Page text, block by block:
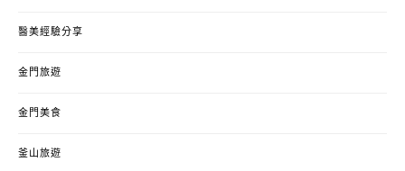
醫美經驗分享
金門旅遊
金門美食
釜山旅遊